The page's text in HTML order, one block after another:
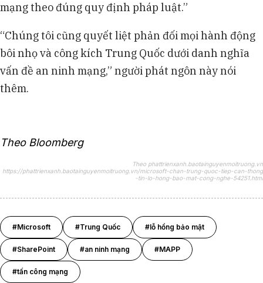
mạng theo đúng quy định pháp luật.”
“Chúng tôi cũng quyết liệt phản đối mọi hành động
bôi nhọ và công kích Trung Quốc dưới danh nghĩa
vấn đề an ninh mạng,” người phát ngôn này nói
thêm.
Theo Bloomberg
Theo phattrienxanh.baotainguyenmoitruong.vn
https://phattrienxanh.baotainguyenmoitruong.vn/microsoft-chan-trung-quoc-tiep-can-thong
-tin-lo-hong-bao-mat-cong-nghe-54251.html
#Microsoft #Trung Quốc #lỗ hổng bảo mật
#SharePoint #an ninh mạng #MAPP
#tấn công mạng